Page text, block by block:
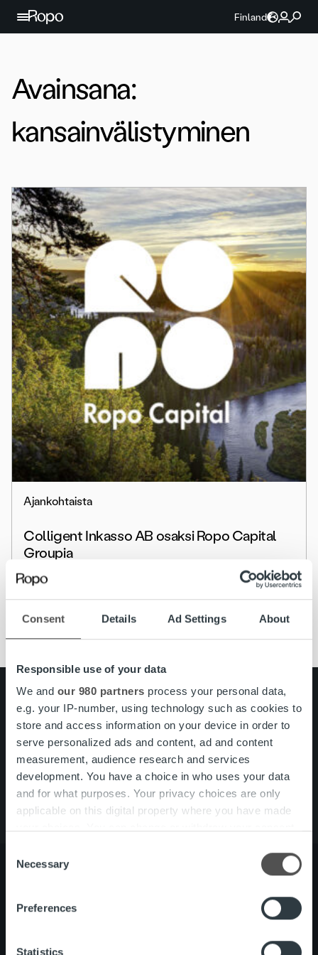
Consent Details Ad Settings About
Responsible use of your data
We and our 980 partners process your personal data,
e.g. your IP-number, using technology such as cookies to
store and access information on your device in order to
serve personalized ads and content, ad and content
measurement, audience research and services
development. You have a choice in who uses your data
and for what purposes. Your privacy choices are only
applicable on this digital property where you have made
the Privacy trigger icon.
Find out more about how your personal data is processed
and set your preferences in the
We use cookies to personalise content and ads, to
Selection
Necessary
Preferences
Statistics
Jatka sisältöön
Finland
Avainsana:
kansainvälistyminen
Ajankohtaista
Colligent Inkasso AB osaksi Ropo Capital
Groupia
Pikalinkit
Yhteystiedot
Ura Ropolla
Palvelut
Tietoa meistä
Search for:
Tietoa meistä